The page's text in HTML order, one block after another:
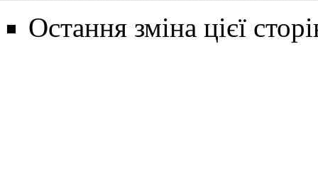
Остання зміна цієї